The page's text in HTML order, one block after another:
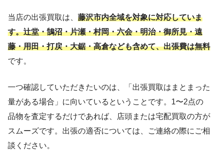
当店の出張買取は、 藤沢市内全域を対象に対応していま
す。辻堂・鵠沼・片瀬・村岡・六会・明治・御所見・遠
藤・用田・打戻・大鋸・高倉なども含めて、出張費は無料
です。
一つ確認していただきたいのは、「出張買取はまとまった
量がある場合」に向いているということです。1〜2点の
品物を査定するだけであれば、店頭または宅配買取の方が
スムーズです。出張の適否については、ご連絡の際にご相
談ください。